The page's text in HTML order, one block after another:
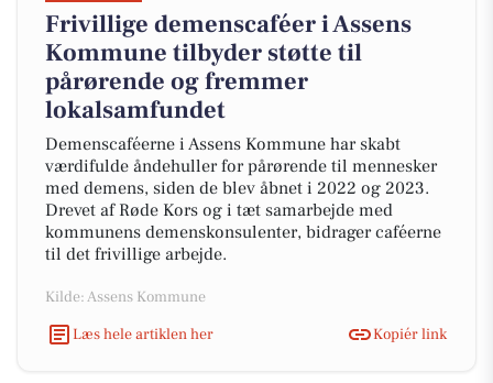
Frivillige demenscaféer i Assens
Kommune tilbyder støtte til
pårørende og fremmer
lokalsamfundet
Demenscaféerne i Assens Kommune har skabt
værdifulde åndehuller for pårørende til mennesker
med demens, siden de blev åbnet i 2022 og 2023.
Drevet af Røde Kors og i tæt samarbejde med
kommunens demenskonsulenter, bidrager caféerne
til det frivillige arbejde.
Kilde: Assens Kommune
Læs hele artiklen her
Kopiér link